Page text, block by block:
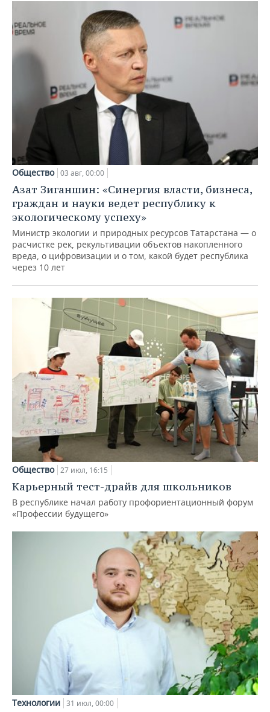
Общество 03 авг, 00:00
Азат Зиганшин: «Синергия власти, бизнеса,
граждан и науки ведет республику к
экологическому успеху»
Министр экологии и природных ресурсов Татарстана — о
расчистке рек, рекультивации объектов накопленного
вреда, о цифровизации и о том, какой будет республика
через 10 лет
Общество 27 июл, 16:15
Карьерный тест-драйв для школьников
В республике начал работу профориентационный форум
«Профессии будущего»
Технологии 31 июл, 00:00